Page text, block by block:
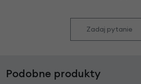
Zadaj pytanie
Podobne produkty